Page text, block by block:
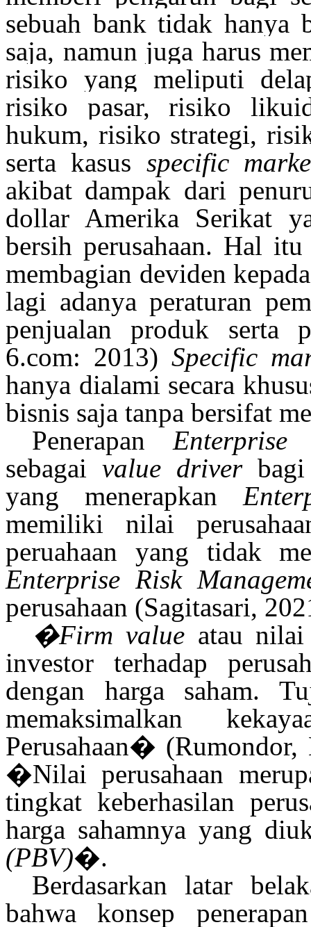
sebuah bank tidak hanya
saja, namun juga harus
risiko yang meliputi
risiko pasar, risiko
hukum, risiko strategi,
serta kasus specific
akibat dampak dari
dollar Amerika Serikat
bersih perusahaan. Hal
membagian deviden
lagi adanya peraturan
penjualan produk serta
6.com: 2013) Specific
hanya dialami secara
bisnis saja tanpa bersifat
PenerapanEnterprise
sebagai value driverbagi
yang menerapkan
memiliki nilai
peruahaan yang tidak
Enterprise Risk
perusahaan (Sagitasari,
�Firm value atau nilai
investor terhadap
dengan harga saham.
memaksimalkan
Perusahaan� (Rumondor,
�Nilai perusahaan
tingkat keberhasilan
harga sahamnya yang
(PBV)�.
Berdasarkan latar
bahwa konsep